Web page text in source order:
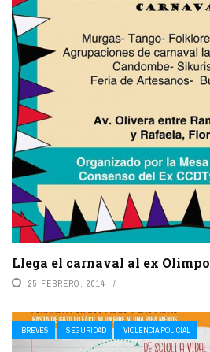
Llega el carnaval al ex Olimpo
25 FEBRERO, 2014
BREVES SEGURIDAD VIOLENCIA POLICIAL